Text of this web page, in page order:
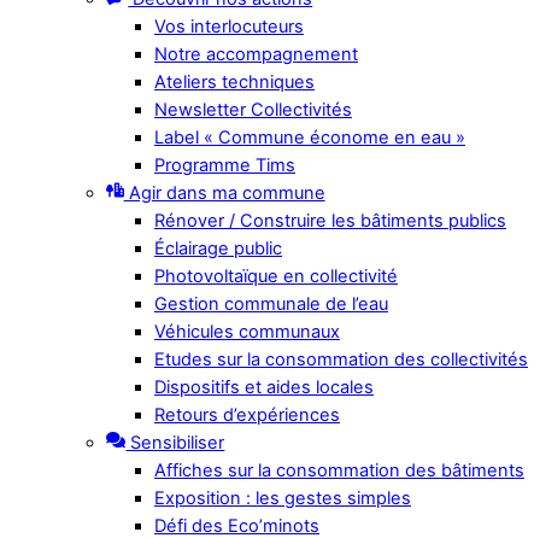
Vos interlocuteurs
Notre accompagnement
Ateliers techniques
Newsletter Collectivités
Label « Commune économe en eau »
Programme Tims
Agir dans ma commune
Rénover / Construire les bâtiments publics
Éclairage public
Photovoltaïque en collectivité
Gestion communale de l’eau
Véhicules communaux
Etudes sur la consommation des collectivités
Dispositifs et aides locales
Retours d’expériences
Sensibiliser
Affiches sur la consommation des bâtiments
Exposition : les gestes simples
Défi des Eco’minots